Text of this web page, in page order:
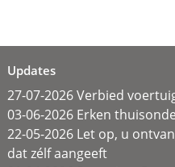
Updates
27-07-2026 Verbied
03-06-2026 Erken
22-05-2026 Let op, u
dat zélf aangeeft